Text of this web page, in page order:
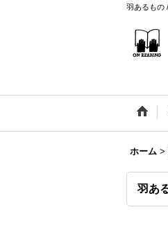
羽あるもの
ホーム >
羽あ